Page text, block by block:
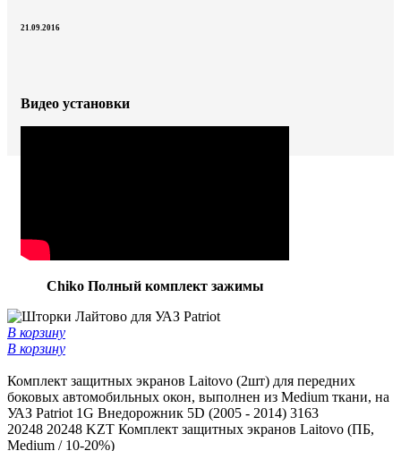
21.09.2016
Видео установки
Chiko Полный комплект зажимы
В корзину
В корзину
Комплект защитных экранов Laitovo (2шт) для передних
боковых автомобильных окон, выполнен из Medium ткани, на
УАЗ Patriot 1G Внедорожник 5D (2005 - 2014) 3163
20248 20248 KZT Комплект защитных экранов Laitovo (ПБ,
Medium / 10-20%)